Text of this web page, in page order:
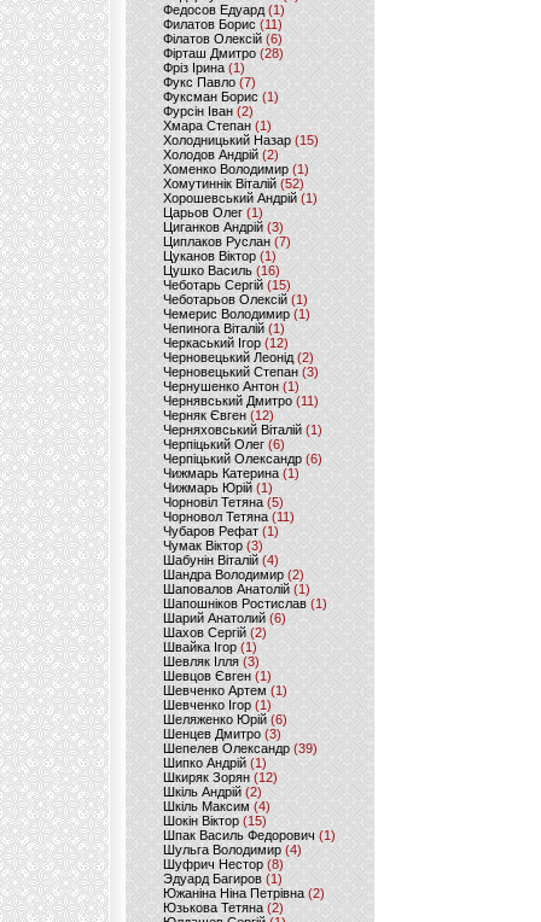
Федосов Едуард (1)
Филатов Борис (11)
Філатов Олексій (6)
Фірташ Дмитро (28)
Фріз Ірина (1)
Фукс Павло (7)
Фуксман Борис (1)
Фурсін Іван (2)
Хмара Степан(1)
Холодницький Назар(15)
Холодов Андрій (2)
Хоменко Володимир (1)
Хомутиннік Віталій (52)
Хорошевський Андрій (1)
Царьов Олег (1)
Циганков Андрій (3)
Циплаков Руслан(7)
Цуканов Віктор (1)
Цушко Василь (16)
Чеботарь Сергій (15)
Чеботарьов Олексій (1)
Чемерис Володимир (1)
Чепинога Віталій (1)
Черкаський Ігор (12)
Черновецький Леонід(2)
Черновецький Степан (3)
Чернушенко Антон (1)
Чернявський Дмитро(11)
Черняк Євген(12)
Черняховський Віталій (1)
Черпіцький Олег (6)
Черпіцький Олександр (6)
Чижмарь Катерина (1)
Чижмарь Юрій (1)
Чорновіл Тетяна (5)
Чорновол Тетяна (11)
Чубаров Рефат (1)
Чумак Віктор(3)
Шабунін Віталій (4)
Шандра Володимир (2)
Шаповалов Анатолій(1)
Шапошніков Ростислав(1)
Шарий Анатолий(6)
Шахов Сергій(2)
Швайка Ігор (1)
Шевляк Ілля (3)
Шевцов Євген (1)
Шевченко Артем(1)
Шевченко Ігор(1)
Шеляженко Юрій (6)
Шенцев Дмитро (3)
Шепелев Олександр (39)
Шипко Андрій(1)
Шкиряк Зорян(12)
Шкіль Андрій(2)
Шкіль Максим (4)
Шокін Віктор (15)
Шпак Василь Федорович (1)
Шульга Володимир (4)
Шуфрич Нестор(8)
Эдуард Багиров (1)
Южаніна Ніна Петрівна (2)
Юзькова Тетяна(2)